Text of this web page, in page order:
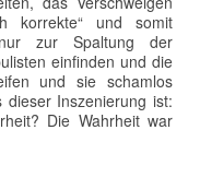
korrekte“ und somit
zur Spaltung der
einfinden und die
und sie schamlos
Inszenierung ist:
Die Wahrheit war